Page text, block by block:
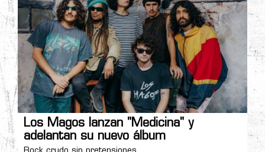
Los Magos lanzan "Medicina" y
adelantan su nuevo álbum